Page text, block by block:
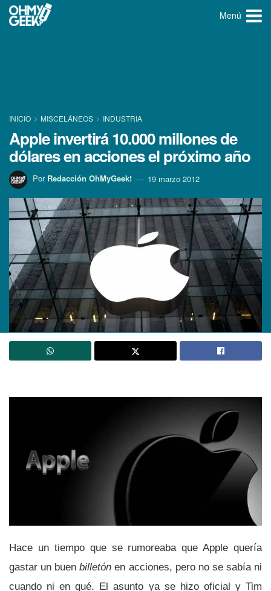
Menú
INICIO MISCELÁNEOS INDUSTRIA
Apple invertirá 10.000 millones de
dólares en acciones el próximo año
Por Redacción OhMyGeek! 19 marzo 2012
Hace un tiempo que se rumoreaba que Apple querí­a
gastar un buenbilletón en acciones, pero no se sabí­a ni
cuando ni en qué. El asunto ya se hizo oficial y Tim